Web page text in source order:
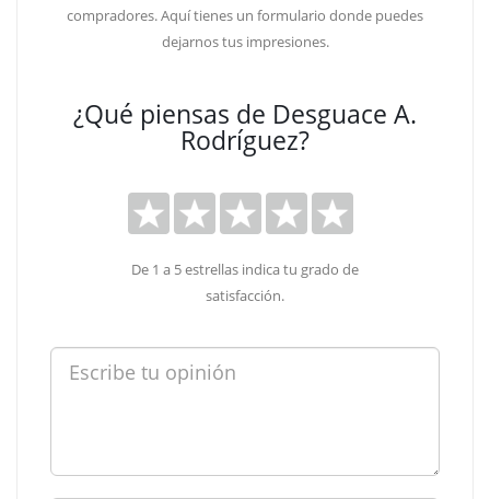
compradores. Aquí tienes un formulario donde puedes
dejarnos tus impresiones.
¿Qué piensas de Desguace A.
Rodríguez?
De 1 a 5 estrellas indica tu grado de
satisfacción.